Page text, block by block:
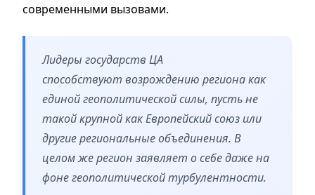
современными вызовами.
Лидеры государств ЦА
способствуют возрождению региона как
единой геополитической силы, пусть не
такой крупной как Европейский союз или
другие региональные объединения. В
целом же регион заявляет о себе даже на
фоне геополитической турбулентности.